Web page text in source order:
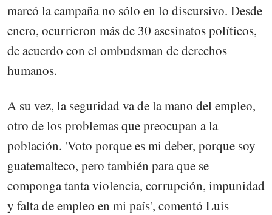
marcó la campaña no sólo en lo discursivo. Desde
enero, ocurrieron más de 30 asesinatos políticos,
de acuerdo con el ombudsman de derechos
humanos.
A su vez, la seguridad va de la mano del empleo,
otro de los problemas que preocupan a la
población. 'Voto porque es mi deber, porque soy
guatemalteco, pero también para que se
componga tanta violencia, corrupción, impunidad
y falta de empleo en mi país', comentó Luis